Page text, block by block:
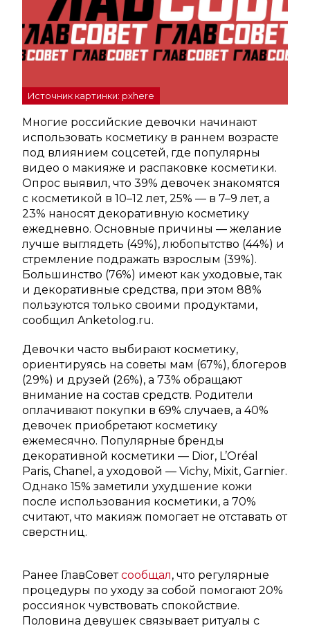
Источник картинки: pxhere
Многие российские девочки начинают
использовать косметику в раннем возрасте
под влиянием соцсетей, где популярны
видео о макияже и распаковке косметики.
Опрос выявил, что 39% девочек знакомятся
с косметикой в 10–12 лет, 25% — в 7–9 лет, а
23% наносят декоративную косметику
ежедневно. Основные причины — желание
лучше выглядеть (49%), любопытство (44%) и
стремление подражать взрослым (39%).
Большинство (76%) имеют как уходовые, так
и декоративные средства, при этом 88%
пользуются только своими продуктами,
сообщил Anketolog.ru.
Девочки часто выбирают косметику,
ориентируясь на советы мам (67%), блогеров
(29%) и друзей (26%), а 73% обращают
внимание на состав средств. Родители
оплачивают покупки в 69% случаев, а 40%
девочек приобретают косметику
ежемесячно. Популярные бренды
декоративной косметики — Dior, L’Oréal
Paris, Chanel, а уходовой — Vichy, Mixit, Garnier.
Однако 15% заметили ухудшение кожи
после использования косметики, а 70%
считают, что макияж помогает не отставать от
сверстниц.
Ранее ГлавСоветсообщал, что регулярные
процедуры по уходу за собой помогают 20%
россиянок чувствовать спокойствие.
Половина девушек связывает ритуалы с